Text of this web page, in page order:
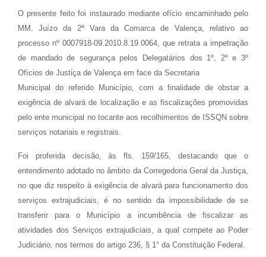
O presente feito foi instaurado mediante ofício encaminhado pelo
MM. Juízo da 2ª Vara da Comarca de Valença, relativo ao
processo nº 0007918-09.2010.8.19.0064, que retrata a impetração
de mandado de segurança pelos Delegatários dos 1º, 2º e 3º
Ofícios de Justiça de Valença em face da Secretaria
Municipal do referido Município, com a finalidade de obstar a
exigência de alvará de localização e as fiscalizações promovidas
pelo ente municipal no tocante aos recolhimentos de ISSQN sobre
serviços notariais e registrais.
Foi proferida decisão, às fls. 159/165, destacando que o
entendimento adotado no âmbito da Corregedoria Geral da Justiça,
no que diz respeito à exigência de alvará para funcionamento dos
serviços extrajudiciais, é no sentido da impossibilidade de se
transferir para o Município a incumbência de fiscalizar as
atividades dos Serviços extrajudiciais, a qual compete ao Poder
Judiciário, nos termos do artigo 236, § 1° da Constituição Federal.